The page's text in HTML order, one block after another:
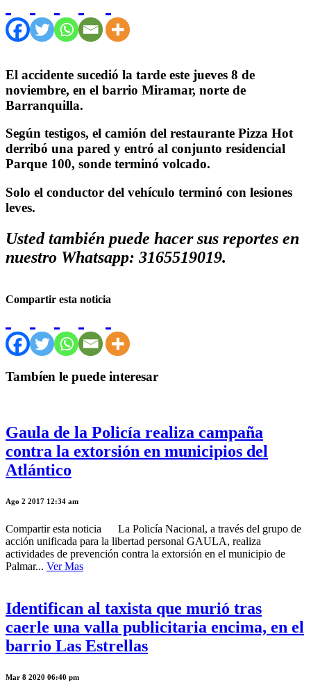
El accidente sucedió la tarde este jueves 8 de
noviembre, en el barrio Miramar, norte de
Barranquilla.
Según testigos, el camión del restaurante Pizza Hot
derribó una pared y entró al conjunto residencial
Parque 100, sonde terminó volcado.
Solo el conductor del vehículo terminó con lesiones
leves.
Usted también puede hacer sus reportes en
nuestro Whatsapp: 3165519019.
Compartir esta noticia
Tambíen le puede interesar
Gaula de la Policía realiza campaña
contra la extorsión en municipios del
Atlántico
Ago 2 2017 12:34 am
Compartir esta noticia La Policía Nacional, a través del grupo de
acción unificada para la libertad personal GAULA, realiza
actividades de prevención contra la extorsión en el municipio de
Palmar... Ver Mas
Identifican al taxista que murió tras
caerle una valla publicitaria encima, en el
barrio Las Estrellas
Mar 8 2020 06:40 pm